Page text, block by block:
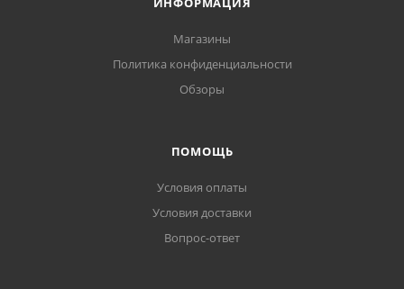
Магазины
Политика конфиденциальности
Обзоры
ПОМОЩЬ
Условия оплаты
Условия доставки
Вопрос-ответ